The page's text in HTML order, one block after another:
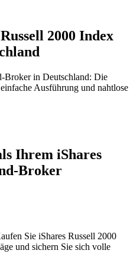
2000 Index
Broker in Deutschland: Die
Ausführung und nahtlose
Ihrem iShares
Broker
Sie iShares Russell 2000
und sichern Sie sich volle